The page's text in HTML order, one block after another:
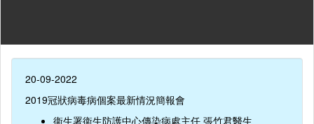
20-09-2022
2019冠狀病毒病個案最新情況簡報會
衞生署衞生防護中心傳染病處主任 張竹君醫生